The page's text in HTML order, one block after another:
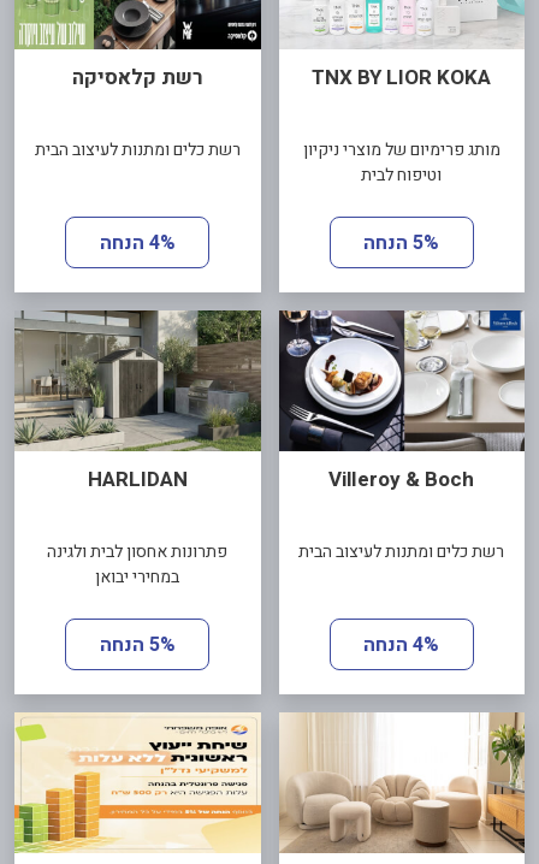
TNX BY LIOR KOKA
מותג פרימיום של מוצרי ניקיון
וטיפוח לבית
5% הנחה
רשת קלאסיקה
רשת כלים ומתנות לעיצוב הבית
4% הנחה
VilIeroy & Boch
רשת כלים ומתנות לעיצוב הבית
4% הנחה
HARLIDAN
פתרונות אחסון לבית ולגינה
במחירי יבואן
5% הנחה